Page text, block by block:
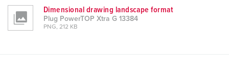
Dimensional drawing landscape format
Plug PowerTOP Xtra G 13384
PNG, 212 KB